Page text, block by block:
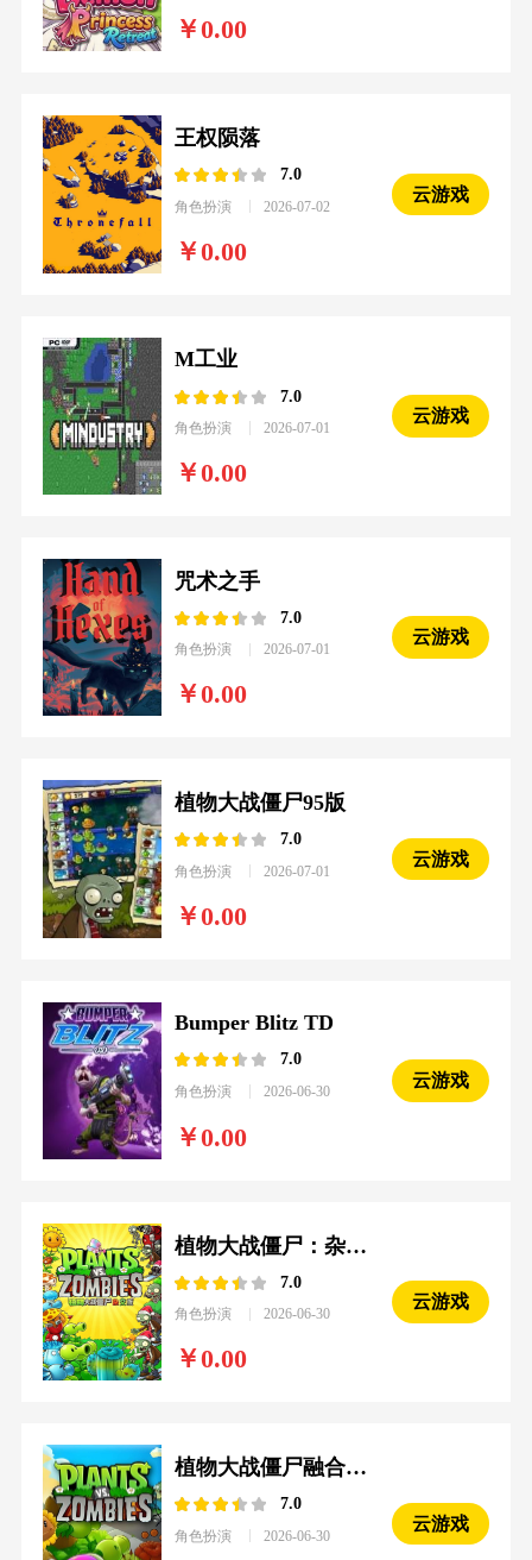
0.00
王权陨落
7.0
角色扮演 2026-07-02
0.00
云游戏
M工业
7.0
角色扮演 2026-07-01
0.00
云游戏
咒术之手
7.0
角色扮演 2026-07-01
0.00
云游戏
植物大战僵尸95版
7.0
角色扮演 2026-07-01
0.00
云游戏
Bumper Blitz TD
7.0
角色扮演 2026-06-30
0.00
云游戏
植物大战僵尸：杂交魔改版
7.0
角色扮演 2026-06-30
0.00
云游戏
植物大战僵尸融合魔改版
7.0
角色扮演 2026-06-30
云游戏